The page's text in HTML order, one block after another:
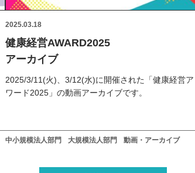
2025.03.18
健康経営AWARD2025
アーカイブ
2025/3/11(火)、3/12(水)に開催された「健康経営ア
ワード2025」の動画アーカイブです。
中小規模法人部門 大規模法人部門 動画・アーカイブ